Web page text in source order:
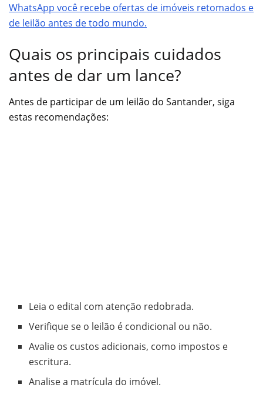
WhatsApp você recebe ofertas de imóveis retomados e
de leilão antes de todo mundo.
Quais os principais cuidados
antes de dar um lance?
Antes de participar de um leilão do Santander, siga
estas recomendações:
Leia o edital com atenção redobrada.
Verifique se o leilão é condicional ou não.
Avalie os custos adicionais, como impostos e
escritura.
Analise a matrícula do imóvel.